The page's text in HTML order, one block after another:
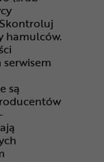
hamulców.
są